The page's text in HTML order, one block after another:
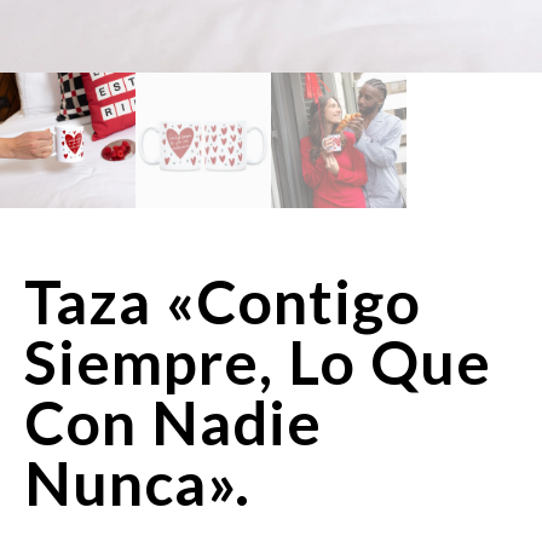
Taza «Contigo
Siempre, Lo Que
Con Nadie
Nunca».